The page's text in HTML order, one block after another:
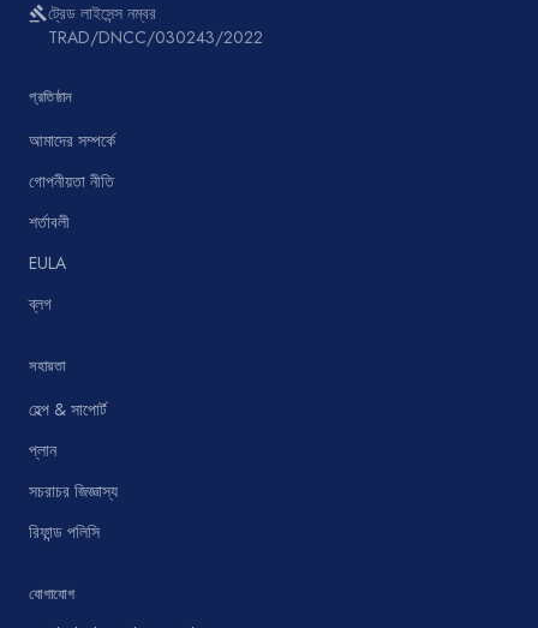
gavelট্রেড লাইসেন্স নম্বর
TRAD/DNCC/030243/2022
প্রতিষ্ঠান
আমাদের সম্পর্কে
গোপনীয়তা নীতি
শর্তাবলী
EULA
ব্লগ
সহায়তা
হেল্প & সাপোর্ট
প্লান
সচরাচর জিজ্ঞাস্য
রিফান্ড পলিসি
যোগাযোগ